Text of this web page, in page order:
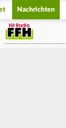
Nachrichten